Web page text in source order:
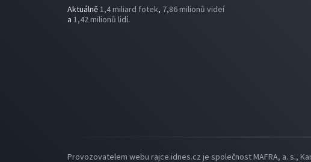
Aktuálně1,4 miliard fotek, 7,86 milionů videí
a 1,42 milionů lidí.
Provozovatelem webu rajce.idnes.cz je společnost MAFRA, a. s.,